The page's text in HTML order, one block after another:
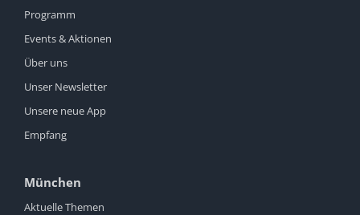
Programm
Events & Aktionen
Über uns
Unser Newsletter
Unsere neue App
Empfang
München
Aktuelle Themen